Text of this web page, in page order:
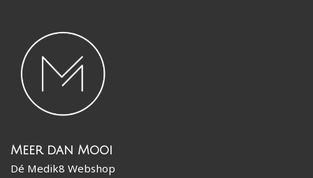
Meer dan Mooi
Dé Medik8 Webshop